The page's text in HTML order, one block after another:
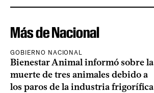
Más de Nacional
GOBIERNO NACIONAL
Bienestar Animal informó sobre la
muerte de tres animales debido a
los paros de la industria frigorífica